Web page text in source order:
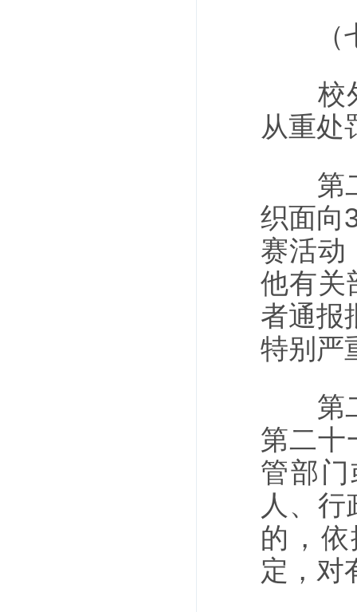
（七
校外
从重处
第二
织面向
赛活动
他有关
者通报
特别严
第二
第二十
管部
人、
的，
定，对